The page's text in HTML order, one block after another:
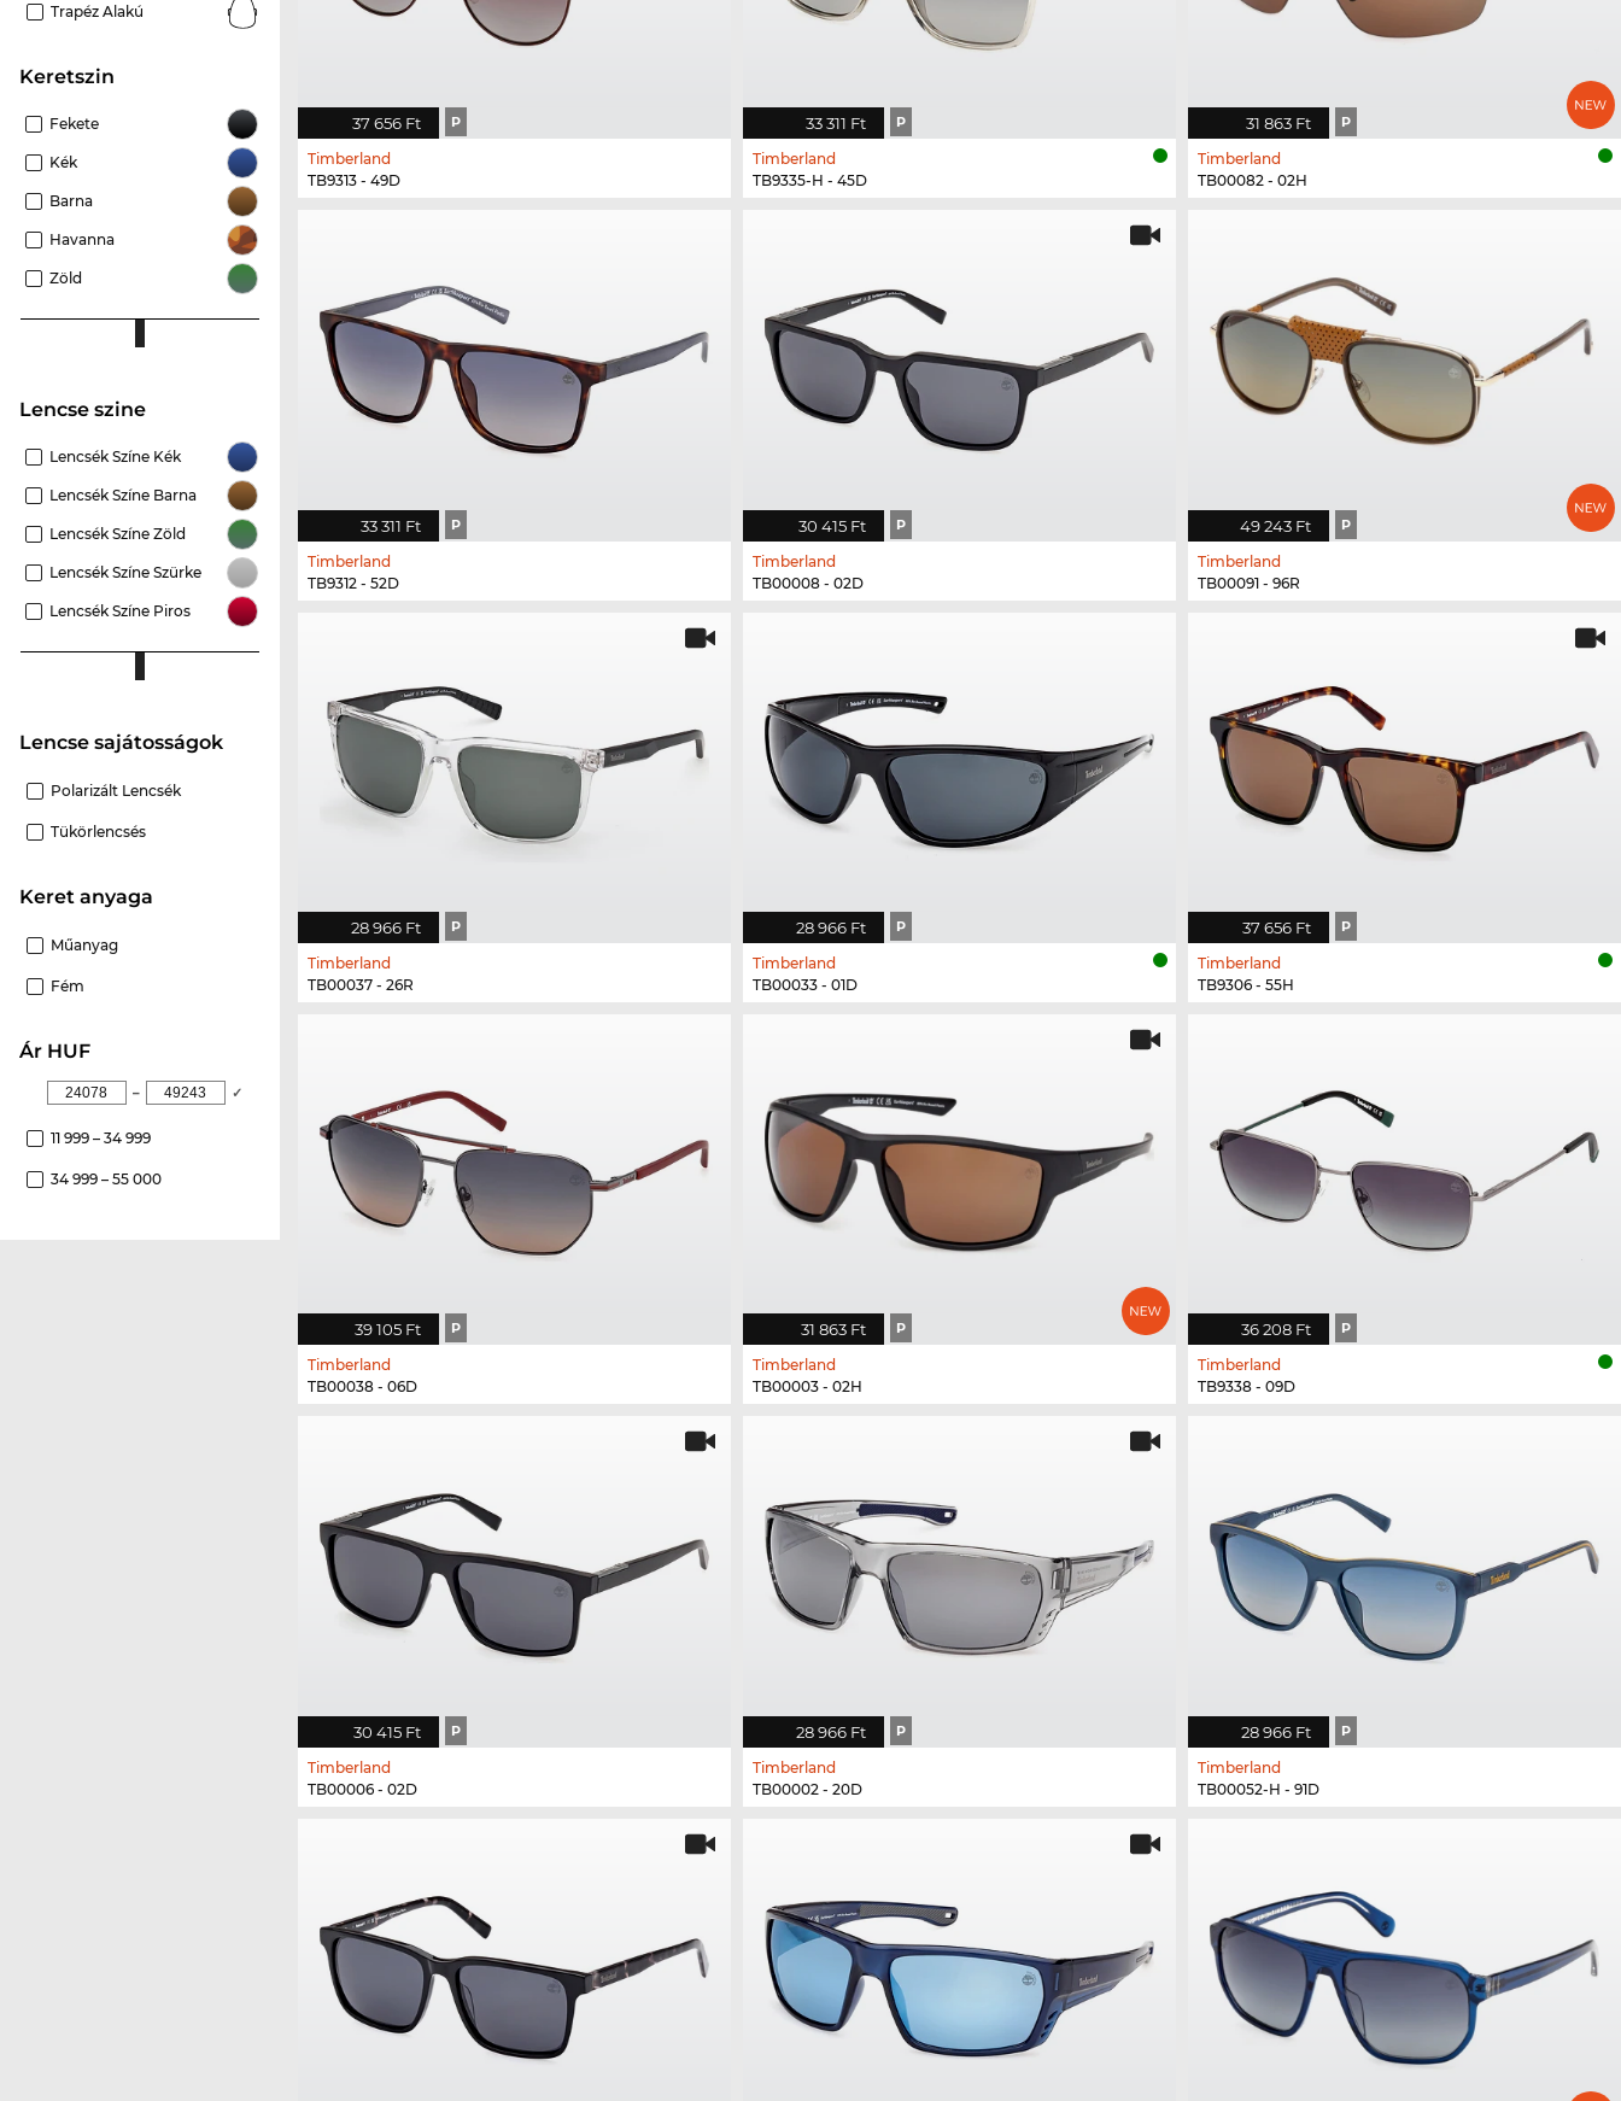
Trapéz Alakú
keretszin
Fekete
Kék
Barna
Havanna
Zöld
Lencse szine
Lencsék Színe Kék
Lencsék Színe Barna
Lencsék Színe Zöld
Lencsék Színe Szürke
Lencsék Színe Piros
Lencse sajátosságok
Polarizált Lencsék
Tükörlencsés
Keret anyaga
Műanyag
Fém
ár HUF
– ✓
11 999 – 34 999
34 999 – 55 000
37 656 Ft P
Timberland
TB9313 - 49D
33 311 Ft P
Timberland
TB9335-H - 45D
31 863 Ft P
Timberland
TB00082 - 02H
33 311 Ft P
Timberland
TB9312 - 52D
30 415 Ft P
Timberland
TB00008 - 02D
49 243 Ft P
Timberland
TB00091 - 96R
28 966 Ft P
Timberland
TB00037 - 26R
28 966 Ft P
Timberland
TB00033 - 01D
37 656 Ft P
Timberland
TB9306 - 55H
39 105 Ft P
Timberland
TB00038 - 06D
31 863 Ft P
Timberland
TB00003 - 02H
36 208 Ft P
Timberland
TB9338 - 09D
30 415 Ft P
Timberland
TB00006 - 02D
28 966 Ft P
Timberland
TB00002 - 20D
28 966 Ft P
Timberland
TB00052-H - 91D